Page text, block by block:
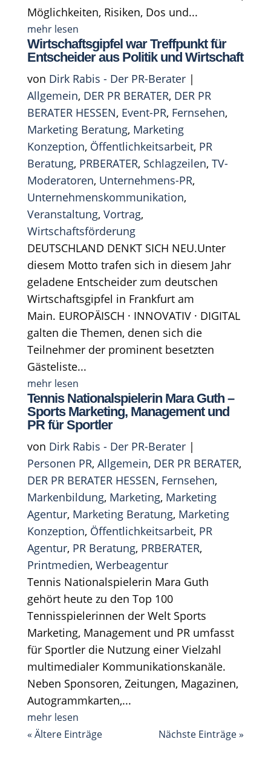
Möglichkeiten, Risiken, Dos und...
mehr lesen
Wirtschaftsgipfel war Treffpunkt für
Entscheider aus Politik und Wirtschaft
von Dirk Rabis - Der PR-Berater|
Allgemein, DER PR BERATER, DER PR
BERATER HESSEN, Event-PR, Fernsehen,
Marketing Beratung, Marketing
Konzeption, Öffentlichkeitsarbeit, PR
Beratung, PRBERATER, Schlagzeilen, TV-
Moderatoren, Unternehmens-PR,
Unternehmenskommunikation,
Veranstaltung, Vortrag,
Wirtschaftsförderung
DEUTSCHLAND DENKT SICH NEU.Unter
diesem Motto trafen sich in diesem Jahr
geladene Entscheider zum deutschen
Wirtschaftsgipfel in Frankfurt am
Main. EUROPÄISCH · INNOVATIV · DIGITAL
galten die Themen, denen sich die
Teilnehmer der prominent besetzten
Gästeliste...
mehr lesen
Tennis Nationalspielerin Mara Guth –
Sports Marketing, Management und
PR für Sportler
von Dirk Rabis - Der PR-Berater|
Personen PR, Allgemein, DER PR BERATER,
DER PR BERATER HESSEN, Fernsehen,
Markenbildung, Marketing, Marketing
Agentur, Marketing Beratung, Marketing
Konzeption, Öffentlichkeitsarbeit, PR
Agentur, PR Beratung, PRBERATER,
Printmedien, Werbeagentur
Tennis Nationalspielerin Mara Guth
gehört heute zu den Top 100
Tennisspielerinnen der Welt Sports
Marketing, Management und PR umfasst
für Sportler die Nutzung einer Vielzahl
multimedialer Kommunikationskanäle.
Neben Sponsoren, Zeitungen, Magazinen,
Autogrammkarten,...
mehr lesen
« Ältere Einträge
Nächste Einträge »